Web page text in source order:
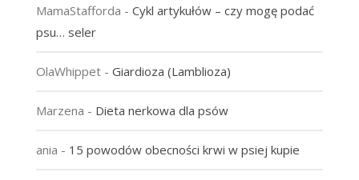
MamaStafforda - Cykl artykułów – czy mogę podać
psu… seler
OlaWhippet- Giardioza (Lamblioza)
Marzena - Dieta nerkowa dla psów
ania - 15 powodów obecności krwi w psiej kupie